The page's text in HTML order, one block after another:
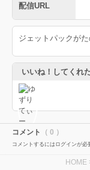
配信URL
ジェットパックが
いいね！してくれ
コメント （ 0 ）
コメントするにはログインが必
HOME